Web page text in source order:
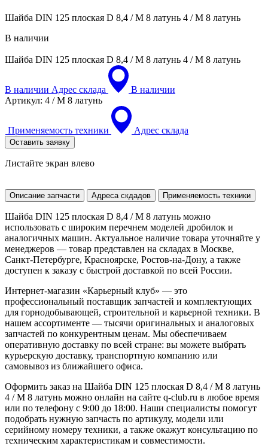
Шайба DIN 125 плоская D 8,4 / М 8 латунь 4 / М 8 латунь
В наличии
Шайба DIN 125 плоская D 8,4 / М 8 латунь 4 / М 8 латунь
В наличии Адрес склада
В наличии
Артикул: 4 / М 8 латунь
Применяемость техники Адрес склада
Оставить заявку
Листайте экран влево
Описание запчасти Адреса скдадов Применяемость техники
Шайба DIN 125 плоская D 8,4 / М 8 латунь можно
использовать с широким перечнем моделей дробилок и
аналогичных машин. Актуальное наличие товара уточняйте у
менеджеров — товар представлен на складах в Москве,
Санкт-Петербурге, Красноярске, Ростов-на-Дону, а также
доступен к заказу с быстрой доставкой по всей России.
Интернет-магазин «Карьерный клуб» — это
профессиональный поставщик запчастей и комплектующих
для горнодобывающей, строительной и карьерной техники. В
нашем ассортименте — тысячи оригинальных и аналоговых
запчастей по конкурентным ценам. Мы обеспечиваем
оперативную доставку по всей стране: вы можете выбрать
курьерскую доставку, транспортную компанию или
самовывоз из ближайшего офиса.
Оформить заказ на Шайба DIN 125 плоская D 8,4 / М 8 латунь
4 / М 8 латунь можно онлайн на сайте q-club.ru в любое время
или по телефону с 9:00 до 18:00. Наши специалисты помогут
подобрать нужную запчасть по артикулу, модели или
серийному номеру техники, а также окажут консультацию по
техническим характеристикам и совместимости.